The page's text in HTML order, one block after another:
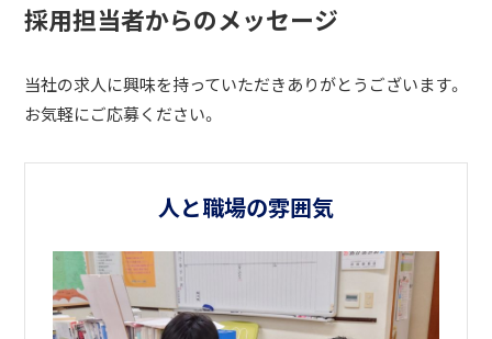
採用担当者からのメッセージ
当社の求人に興味を持っていただきありがとうございます。
お気軽にご応募ください。
人と職場の雰囲気